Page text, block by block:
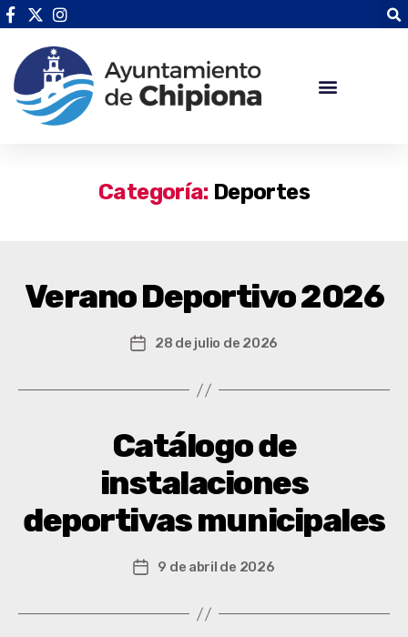
Categoría: Deportes
Verano Deportivo 2026
28 de julio de 2026
Catálogo de
instalaciones
deportivas municipales
9 de abril de 2026